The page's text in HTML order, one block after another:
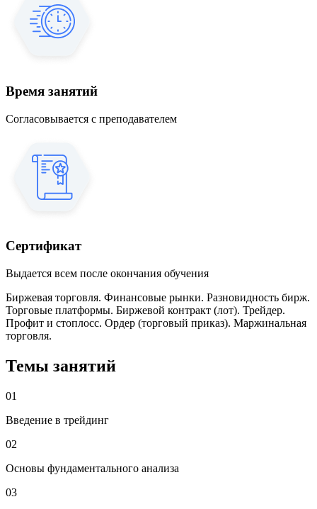
Время занятий
Согласовывается с преподавателем
Сертификат
Выдается всем после окончания обучения
Биржевая торговля. Финансовые рынки. Разновидность бирж.
Торговые платформы. Биржевой контракт (лот). Трейдер.
Профит и стоплосс. Ордер (торговый приказ). Маржинальная
торговля.
Темы занятий
01
Введение в трейдинг
02
Основы фундаментального анализа
03